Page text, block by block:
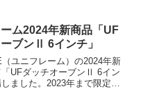
ロテントの選び方のコツと
すめのソロテントについて紹
す。
ム2024年新商品「UF
ブンⅡ 6インチ」
ユニフレーム）の2024年新
UFダッチオーブンⅡ 6イン
ました。2023年まで限定販